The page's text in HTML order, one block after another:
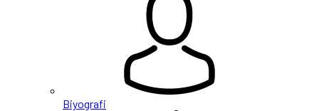
Biyografi